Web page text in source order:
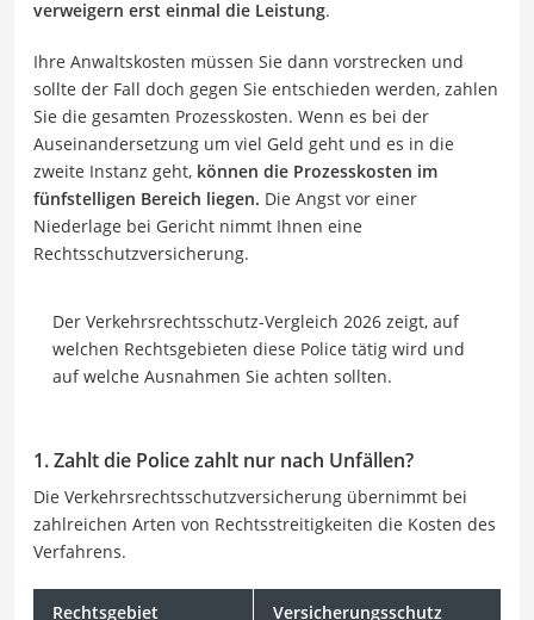
verweigern erst einmal die Leistung.
Ihre Anwaltskosten müssen Sie dann vorstrecken und
sollte der Fall doch gegen Sie entschieden werden, zahlen
Sie die gesamten Prozesskosten. Wenn es bei der
Auseinandersetzung um viel Geld geht und es in die
zweite Instanz geht, können die Prozesskosten im
fünfstelligen Bereich liegen. Die Angst vor einer
Niederlage bei Gericht nimmt Ihnen eine
Rechtsschutzversicherung.
Der Verkehrsrechtsschutz-Vergleich 2026 zeigt, auf
welchen Rechtsgebieten diese Police tätig wird und
auf welche Ausnahmen Sie achten sollten.
1. Zahlt die Police zahlt nur nach Unfällen?
Die Verkehrsrechtsschutzversicherung übernimmt bei
zahlreichen Arten von Rechtsstreitigkeiten die Kosten des
Verfahrens.
Rechtsgebiet Versicherungsschutz